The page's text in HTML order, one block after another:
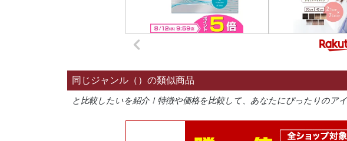
同じジャンル（）の類似商品
と比較したいを紹介！特徴や価格を比較して、あなたにぴったりのア